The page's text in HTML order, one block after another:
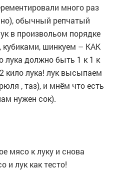
много раз
обычный репчатый
в произвольом порядке
кубиками, шинкуем – КАК
лука должно быть 1 к 1 к
кило лука! лук высыпаем
, таз), и мнём что есть
нужен сок).
мясо к луку и снова
и лук как тесто!